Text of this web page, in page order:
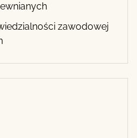
zawodowej